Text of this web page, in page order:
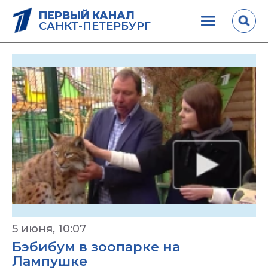
ПЕРВЫЙ КАНАЛ
САНКТ-ПЕТЕРБУРГ
5 июня, 10:07
Бэбибум в зоопарке на
Лампушке